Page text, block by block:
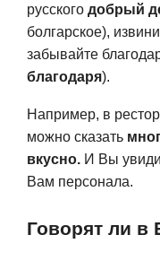
русского добрый
болгарское),
забывайте
благодаря).
Например, в
можно сказать
вкусно. И Вы
Вам персонала.
Говорят ли в